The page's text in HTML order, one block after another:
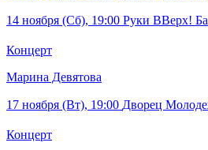
14 ноября (Сб), 19:00 Руки ВВерх!
Концерт
Марина Девятова
17 ноября (Вт), 19:00 Дворец
Концерт